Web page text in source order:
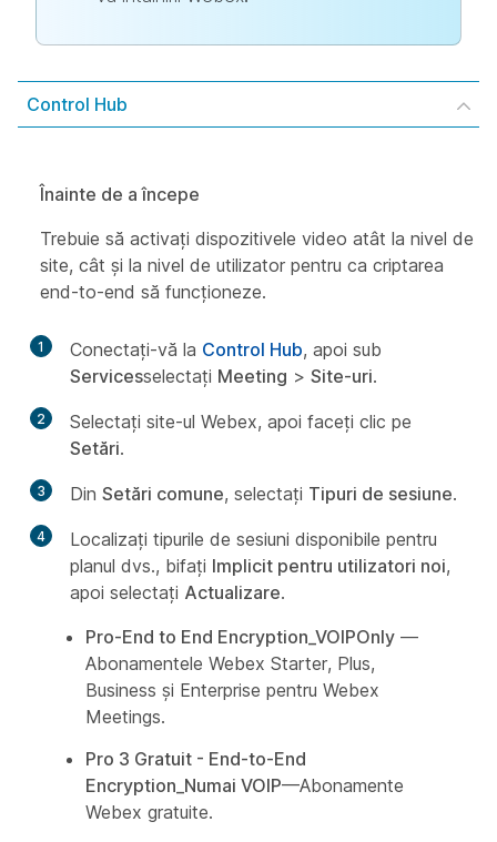
Control Hub
Înainte de a începe
Trebuie să activați dispozitivele video atât la nivel de
site, cât și la nivel de utilizator pentru ca criptarea
end-to-end să funcționeze.
1 Conectați-vă la Control Hub, apoi sub
Servicesselectați Meeting > Site-uri.
2
Selectați site-ul Webex, apoi faceți clic pe
Setări.
3 Din Setări comune, selectați Tipuri de sesiune.
4
Localizați tipurile de sesiuni disponibile pentru
planul dvs., bifați Implicit pentru utilizatori noi,
apoi selectați Actualizare.
Pro-End to End Encryption_VOIPOnly —
Abonamentele Webex Starter, Plus,
Business și Enterprise pentru Webex
Meetings.
Pro 3 Gratuit - End-to-End
Encryption_Numai VOIP—Abonamente
Webex gratuite.